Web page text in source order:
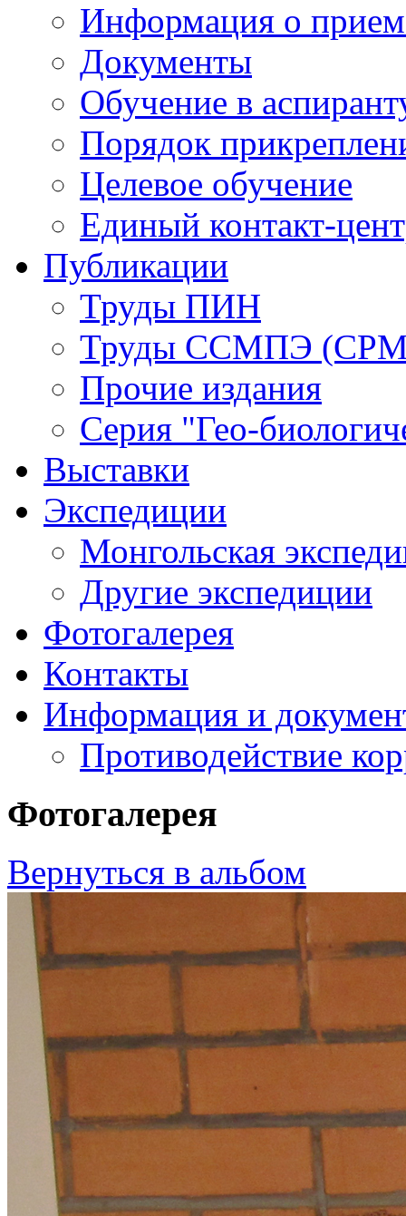
Информация о
Документы
Обучение в
Порядок
Целевое обучение
Единый контакт-
Публикации
Труды ПИН
Труды ССМПЭ
Прочие издания
Серия "Гео-
Выставки
Экспедиции
Монгольская
Другие экспедиции
Фотогалерея
Контакты
Информация и
Противодействие
Фотогалерея
Вернуться в альбом